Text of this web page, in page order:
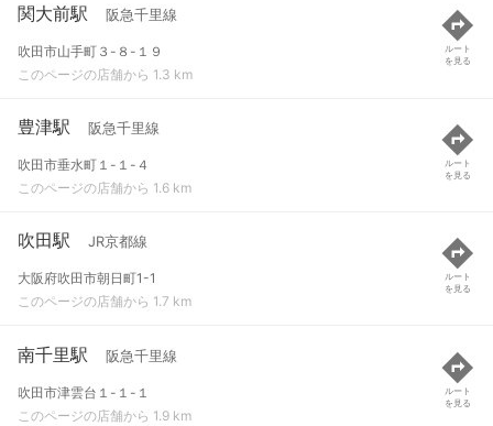
関大前駅 阪急千里線
吹田市山手町３-８-１９
このページの店舗から 1.3 km
ルート
を見る
豊津駅 阪急千里線
吹田市垂水町１-１-４
このページの店舗から 1.6 km
ルート
を見る
吹田駅 JR京都線
大阪府吹田市朝日町1-1
このページの店舗から 1.7 km
ルート
を見る
南千里駅 阪急千里線
吹田市津雲台１-１-１
このページの店舗から 1.9 km
ルート
を見る